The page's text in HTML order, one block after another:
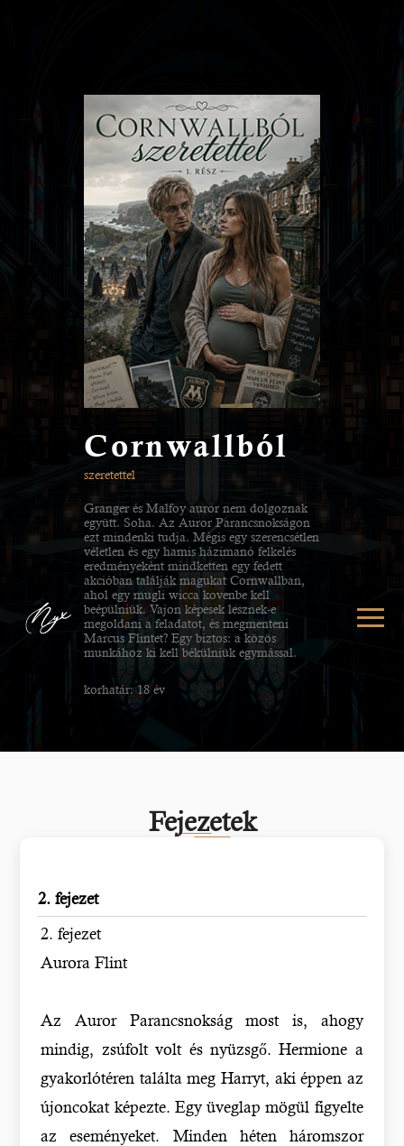
Cornwallból
szeretettel
Granger és Malfoy auror nem dolgoznak
együtt. Soha. Az Auror Parancsnokságon
ezt mindenki tudja. Mégis egy szerencsétlen
véletlen és egy hamis házimanó felkelés
eredményeként mindketten egy fedett
akcióban találják magukat Cornwallban,
ahol egy mugli wicca kovenbe kell
beépülniük. Vajon képesek lesznek-e
megoldani a feladatot, és megmenteni
Marcus Flintet? Egy biztos: a közös
munkához ki kell békülniük egymással.
korhatár: 18 év
Fejezetek
2. fejezet
2. fejezet
Aurora Flint
Az Auror Parancsnokság most is, ahogy
mindig, zsúfolt volt és nyüzsgő. Hermione a
gyakorlótéren találta meg Harryt, aki éppen az
újoncokat képezte. Egy üveglap mögül figyelte
az eseményeket. Minden héten háromszor